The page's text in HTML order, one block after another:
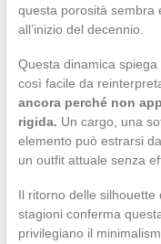
questa porosità sembra
all’inizio del decennio.
Questa dinamica
così facile da
ancora perché non
rigida. Un cargo, una
elemento può estrarsi
un outfit attuale senza
Il ritorno delle silhouette
stagioni conferma
privilegiano il